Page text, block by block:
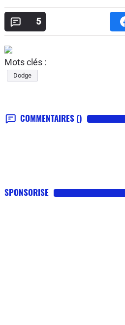
5
Mots clés :
Dodge
COMMENTAIRES ()
SPONSORISE